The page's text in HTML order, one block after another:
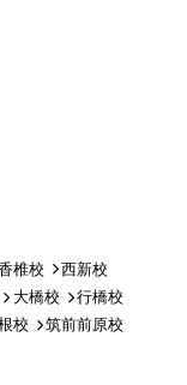
椎校
西新校
大橋校
行橋校
校
筑前前原校